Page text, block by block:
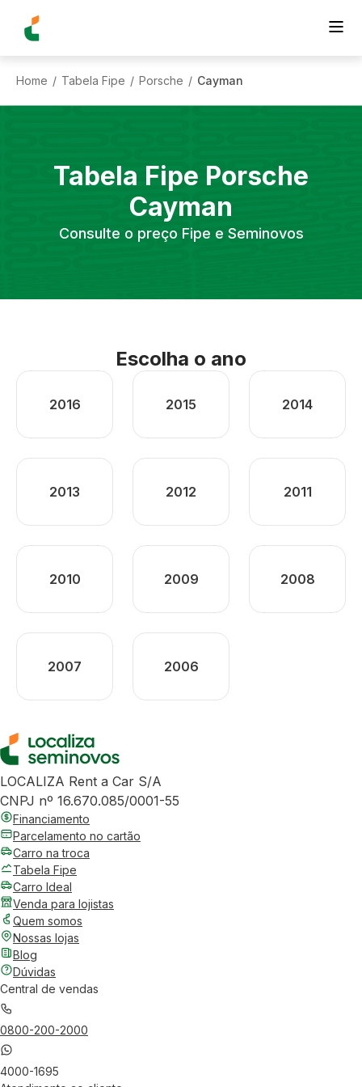
Home / Tabela Fipe / Porsche / Cayman
Tabela Fipe Porsche
Cayman
Consulte o preço Fipe e Seminovos
Escolha o ano
2016 2015 2014
2013 2012 2011
2010 2009 2008
2007 2006
LOCALIZA Rent a Car S/A
CNPJ nº 16.670.085/0001-55
Financiamento
Parcelamento no cartão
Carro na troca
Tabela Fipe
Carro Ideal
Venda para lojistas
Quem somos
Nossas lojas
Blog
Dúvidas
Central de vendas
0800-200-2000
4000-1695